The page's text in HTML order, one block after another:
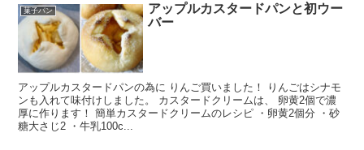
菓子パン
アップルカスタードパンと初ウー
バー
アップルカスタードパンの為に りんご買いました！ りんごはシナモ
ンも入れて味付けしました。 カスタードクリームは、 卵黄2個で濃
厚に作ります！ 簡単カスタードクリームのレシピ ・卵黄2個分 ・砂
糖大さじ2 ・牛乳100c...